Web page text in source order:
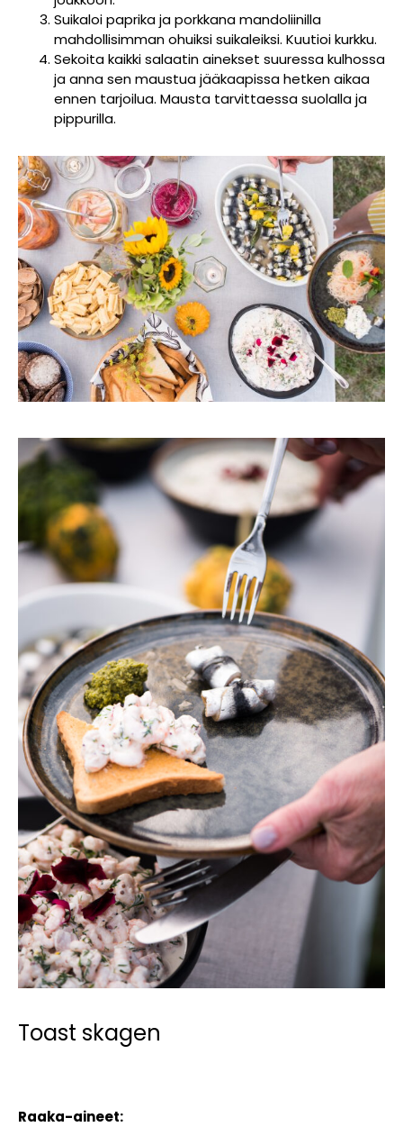
Suikaloi paprika ja porkkana mandoliinilla
mahdollisimman ohuiksi suikaleiksi. Kuutioi kurkku.
Sekoita kaikki salaatin ainekset suuressa kulhossa
ja anna sen maustua jääkaapissa hetken aikaa
ennen tarjoilua. Mausta tarvittaessa suolalla ja
pippurilla.
Toast skagen
Raaka-aineet: